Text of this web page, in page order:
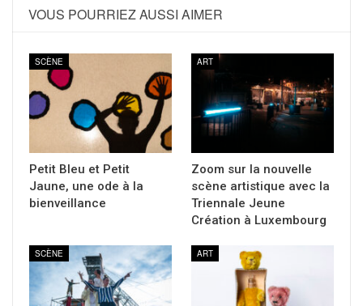
VOUS POURRIEZ AUSSI AIMER
SCÈNE
Petit Bleu et Petit
Jaune, une ode à la
bienveillance
ART
Zoom sur la nouvelle
scène artistique avec la
Triennale Jeune
Création à Luxembourg
SCÈNE ART